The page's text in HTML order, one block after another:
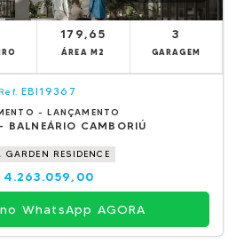
179,65
ÁREA M2
3
GARAGEM
Ref. EBI19367
- LANÇAMENTO
BALNEÁRIO CAMBORIÚ
GARDEN RESIDENCE
4.263.059,00
WhatsApp AGORA